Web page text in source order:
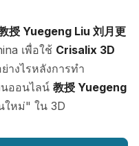
授 Yuegeng Liu 刘月更
เพื่อใช้ Crisalix 3D
างไรหลังการทำ
ออนไลน์ 教授 Yuegeng
หม่" ใน 3D